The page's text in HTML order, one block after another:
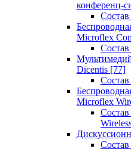
конференц-
Microflex
Dicentis [77]
Microflex